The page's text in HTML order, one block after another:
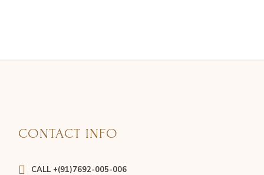
CONTACT INFO
CALL +(91)7692-005-006